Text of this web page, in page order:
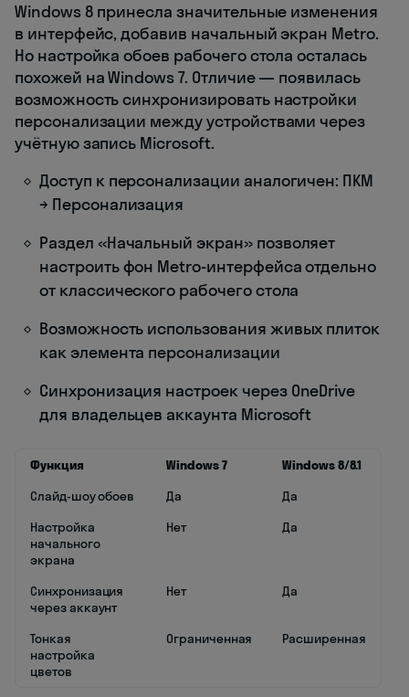
Windows 8 принесла значительные изменения
в интерфейс, добавив начальный экран Metro.
Но настройка обоев рабочего стола осталась
похожей на Windows 7. Отличие — появилась
возможность синхронизировать настройки
персонализации между устройствами через
учётную запись Microsoft.
Доступ к персонализации аналогичен: ПКМ
→ Персонализация
Раздел «Начальный экран» позволяет
настроить фон Metro-интерфейса отдельно
от классического рабочего стола
Возможность использования живых плиток
как элемента персонализации
Синхронизация настроек через OneDrive
для владельцев аккаунта Microsoft
Функция Windows 7
Windows 8/8.1
Слайд-шоу обоев
Да
Да
Настройка
начального
экрана
Нет Да
Синхронизация
через аккаунт
Нет Да
Тонкая
настройка
цветов
Ограниченная Расширенная